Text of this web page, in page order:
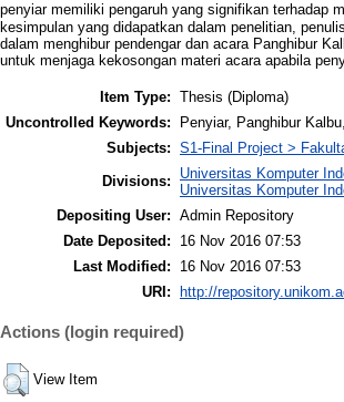
penyiar memiliki pengaruh yang signifikan terhadap
kesimpulan yang didapatkan dalam penelitian,
dalam menghibur pendengar dan acara Panghibur
untuk menjaga kekosongan materi acara apabila
Item Type: Thesis (Diploma)
Uncontrolled Keywords:
Penyiar, Panghibur
Subjects: S1-Final Project >
Divisions:
Universitas Komputer
Universitas Komputer
Depositing User: Admin Repository
Date Deposited:
16 Nov 2016 07:53
Last Modified:
16 Nov 2016 07:53
URI:
http://
Actions (login required)
View Item